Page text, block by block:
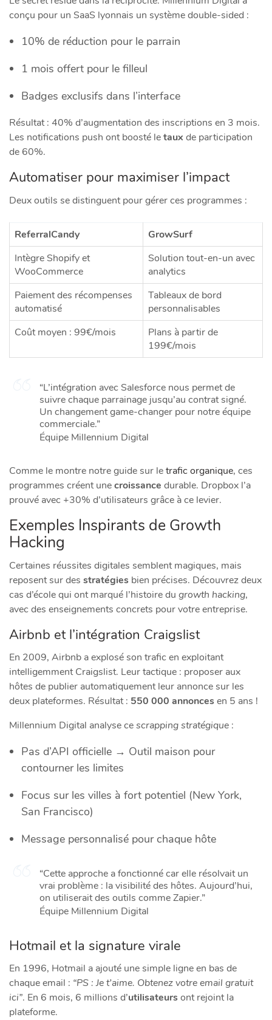
conçu pour un SaaS lyonnais un système double-sided :
10% de réduction pour le parrain
1 mois offert pour le filleul
Badges exclusifs dans l’interface
Résultat : 40% d’augmentation des inscriptions en 3 mois.
Les notifications push ont boosté letaux de participation
de 60%.
Automatiser pour maximiser l’impact
Deux outils se distinguent pour gérer ces programmes :
ReferralCandy
GrowSurf
Intègre Shopify et
WooCommerce
Solution tout-en-un avec
analytics
Paiement des récompenses
automatisé
Tableaux de bord
personnalisables
Coût moyen : 99€/mois
Plans à partir de
199€/mois
“L’intégration avec Salesforce nous permet de
suivre chaque parrainage jusqu’au contrat signé.
Un changement game-changer pour notre équipe
commerciale.”
Équipe Millennium Digital
Comme le montre notre guide sur letrafic organique, ces
programmes créent unecroissance durable. Dropbox l’a
prouvé avec +30% d’utilisateurs grâce à ce levier.
Exemples Inspirants de Growth
Hacking
Certaines réussites digitales semblent magiques, mais
reposent sur des stratégies bien précises. Découvrez deux
cas d’école qui ont marqué l’histoire du growth hacking,
avec des enseignements concrets pour votre entreprise.
Airbnb et l’intégration Craigslist
En 2009, Airbnb a explosé son trafic en exploitant
intelligemment Craigslist. Leur tactique : proposer aux
hôtes de publier automatiquement leur annonce sur les
deux plateformes. Résultat : 550 000 annoncesen 5 ans !
Millennium Digital analyse cescrapping stratégique :
Pas d’API officielle → Outil maison pour
contourner les limites
Focus sur les villes à fort potentiel (New York,
San Francisco)
Message personnalisé pour chaque hôte
“Cette approche a fonctionné car elle résolvait un
vrai problème : la visibilité des hôtes. Aujourd’hui,
on utiliserait des outils comme Zapier.”
Équipe Millennium Digital
Hotmail et la signature virale
En 1996, Hotmail a ajouté une simple ligne en bas de
chaque email : “PS : Je t’aime. Obtenez votre email gratuit
ici”. En 6 mois, 6 millions d’utilisateursont rejoint la
plateforme.